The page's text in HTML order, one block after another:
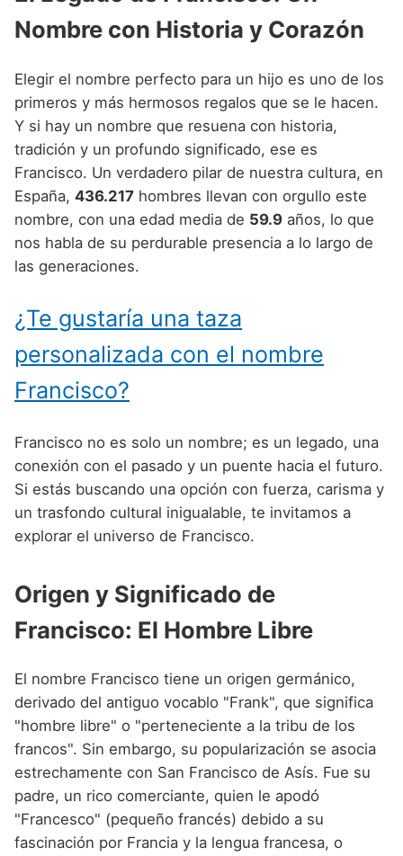
Nombres de niño que empiezan por E
Nombres de niño que empiezan por G
Nombres de niño que empiezan por H
Nombres de niño que empiezan por I
Nombres de niño que empiezan por J
Nombres de niño que empiezan por K
Nombres de niño que empiezan por L
Nombres de niño que empiezan por Q
Nombres de niño que empiezan por R
Nombres de niño que empiezan por S
Nombres de niño que empiezan por U
Nombres de niño que empiezan por V
Nombres de niño que empiezan por X
Nombres de niño que empiezan por Y
Nombres de niño que empiezan por Z
Nombres de Niño Baleares
Nombres de Niño Cantabros
Nombres de Niño Castellanos
Nombres de Niño Catalanes
Nombres de Niño Extremeños
Nombres de Niño Gallegos
Nombres de Niño Madrileños
Nombres de Niño Murcianos
Nombres de Niño Navarros
Nombres de Niño Riojanos
Nombres de Niño Vascos
Nombres de Niño Egipcios
Nombres de Niño Mitologicos
Nombres de Niño Romanos
Nombres de Niño Vikingos
Nombres de Niño Americanos
Nombres de Niño Arabes
Nombres de Niño Chinos
Nombres de Niño Franceses
Nombres de Niño Hispanoamericanos
Nombres de Niño Ingleses
Nombres de Niño Italianos
Nombres de Niño Judíos
Nombres de Niño Marroquíes
Nombres de Niño Portugueses
Nombres de Niño Rusos
Nombres de Niño Suecos
Nombre con Historia y Corazón
Elegir el nombre perfecto para un hijo es uno de los
primeros y más hermosos regalos que se le hacen.
Y si hay un nombre que resuena con historia,
tradición y un profundo significado, ese es
Francisco. Un verdadero pilar de nuestra cultura, en
España, 436.217 hombres llevan con orgullo este
nombre, con una edad media de 59.9 años, lo que
nos habla de su perdurable presencia a lo largo de
las generaciones.
¿Te gustaría una taza
personalizada con el nombre
Francisco?
Francisco no es solo un nombre; es un legado, una
conexión con el pasado y un puente hacia el futuro.
Si estás buscando una opción con fuerza, carisma y
un trasfondo cultural inigualable, te invitamos a
explorar el universo de Francisco.
Origen y Significado de
Francisco: El Hombre Libre
El nombre Francisco tiene un origen germánico,
derivado del antiguo vocablo "Frank", que significa
"hombre libre" o "perteneciente a la tribu de los
francos". Sin embargo, su popularización se asocia
estrechamente con San Francisco de Asís. Fue su
padre, un rico comerciante, quien le apodó
"Francesco" (pequeño francés) debido a su
fascinación por Francia y la lengua francesa, o